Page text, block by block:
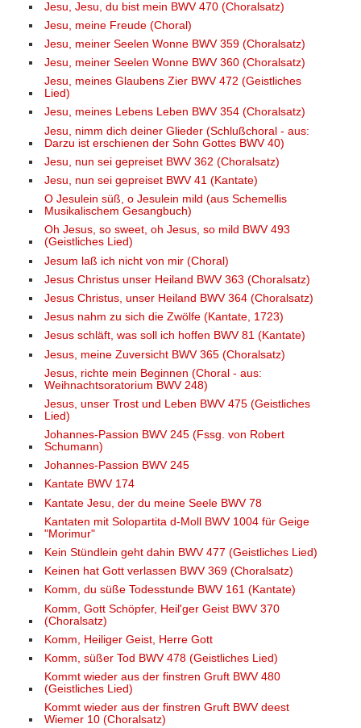
Jesu, Jesu, du bist mein BWV 470 (Choralsatz)
Jesu, meine Freude (Choral)
Jesu, meiner Seelen Wonne BWV 359 (Choralsatz)
Jesu, meiner Seelen Wonne BWV 360 (Choralsatz)
Jesu, meines Glaubens Zier BWV 472 (Geistliches
Lied)
Jesu, meines Lebens Leben BWV 354 (Choralsatz)
Jesu, nimm dich deiner Glieder (Schlußchoral - aus:
Darzu ist erschienen der Sohn Gottes BWV 40)
Jesu, nun sei gepreiset BWV 362 (Choralsatz)
Jesu, nun sei gepreiset BWV 41 (Kantate)
O Jesulein süß, o Jesulein mild (aus Schemellis
Musikalischem Gesangbuch)
Oh Jesus, so sweet, oh Jesus, so mild BWV 493
(Geistliches Lied)
Jesum laß ich nicht von mir (Choral)
Jesus Christus unser Heiland BWV 363 (Choralsatz)
Jesus Christus, unser Heiland BWV 364 (Choralsatz)
Jesus nahm zu sich die Zwölfe (Kantate, 1723)
Jesus schläft, was soll ich hoffen BWV 81 (Kantate)
Jesus, meine Zuversicht BWV 365 (Choralsatz)
Jesus, richte mein Beginnen (Choral - aus:
Weihnachtsoratorium BWV 248)
Jesus, unser Trost und Leben BWV 475 (Geistliches
Lied)
Johannes-Passion BWV 245 (Fssg. von Robert
Schumann)
Johannes-Passion BWV 245
Kantate BWV 174
Kantate Jesu, der du meine Seele BWV 78
Kantaten mit Solopartita d-Moll BWV 1004 für Geige
"Morimur"
Kein Stündlein geht dahin BWV 477 (Geistliches Lied)
Keinen hat Gott verlassen BWV 369 (Choralsatz)
Komm, du süße Todesstunde BWV 161 (Kantate)
Komm, Gott Schöpfer, Heil'ger Geist BWV 370
(Choralsatz)
Komm, Heiliger Geist, Herre Gott
Komm, süßer Tod BWV 478 (Geistliches Lied)
Kommt wieder aus der finstren Gruft BWV 480
(Geistliches Lied)
Kommt wieder aus der finstren Gruft BWV deest
Wiemer 10 (Choralsatz)